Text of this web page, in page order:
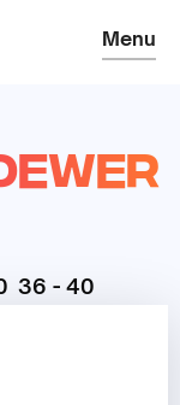
Menu
36 - 40